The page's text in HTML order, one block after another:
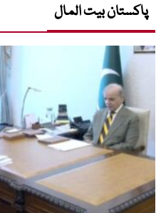
پاکستان بیت المال